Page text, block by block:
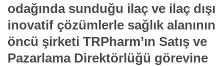
odağında sunduğu ilaç ve ilaç dışı
inovatif çözümlerle sağlık alanının
öncü şirketi TRPharm’ın Satış ve
Pazarlama Direktörlüğü görevine